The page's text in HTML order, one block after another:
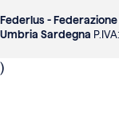
Federlus -
Umbria Sardegna
)